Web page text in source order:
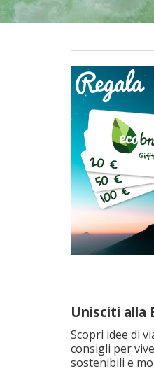
Unisciti alla
Scopri idee di
consigli per
sostenibili e